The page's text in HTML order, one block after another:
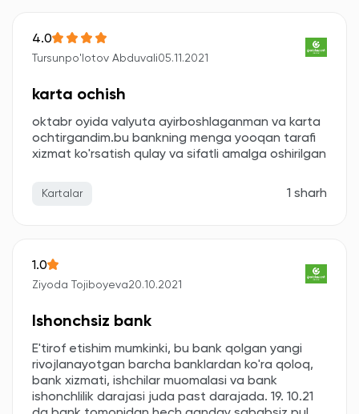
4.0
Tursunpo'lotov Abduvali05.11.2021
karta ochish
oktabr oyida valyuta ayirboshlaganman va karta
ochtirgandim.bu bankning menga yooqan tarafi
xizmat ko'rsatish qulay va sifatli amalga oshirilgan
Kartalar 1 sharh
1.0
Ziyoda Tojiboyeva20.10.2021
Ishonchsiz bank
E'tirof etishim mumkinki, bu bank qolgan yangi
rivojlanayotgan barcha banklardan ko'ra qoloq,
bank xizmati, ishchilar muomalasi va bank
ishonchlilik darajasi juda past darajada. 19. 10.21